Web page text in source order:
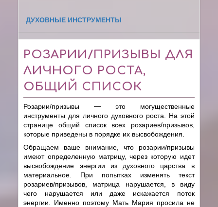
ДУХОВНЫЕ ИНСТРУМЕНТЫ
РОЗАРИИ/ПРИЗЫВЫ ДЛЯ
ЛИЧНОГО РОСТА,
ОБЩИЙ СПИСОК
Розарии/призывы —это могущественные
инструменты для личного духовного роста. На этой
странице общий список всех розариев/призывов,
которые приведены в порядке их высвобождения.
Обращаем ваше внимание, что розарии/призывы
имеют определенную матрицу, через которую идет
высвобождение энергии из духовного царства в
материальное. При попытках изменять текст
розариев/призывов, матрица нарушается, в виду
чего нарушается или даже искажается поток
энергии. Именно поэтому Мать Мария просила не